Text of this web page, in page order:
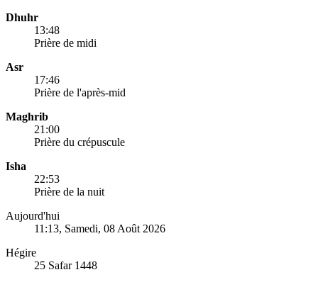
Dhuhr
13:48
Prière de midi
Asr
17:46
Prière de l'après-mid
Maghrib
21:00
Prière du crépuscule
Isha
22:53
Prière de la nuit
Aujourd'hui
11:13, Samedi, 08 Août 2026
Hégire
25 Safar 1448